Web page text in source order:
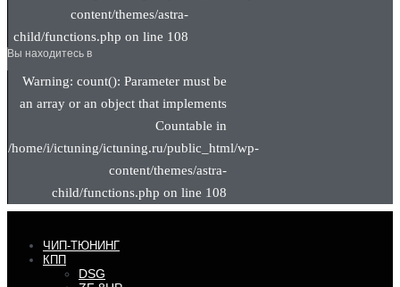
content/themes/astra-
child/functions.php on line 108
Вы находитесь в
Warning: count(): Parameter must be
an array or an object that implements
Countable in
/home/i/ictuning/ictuning.ru/public_html/wp-
content/themes/astra-
child/functions.php on line 108
ЧИП-ТЮНИНГ
КПП
DSG